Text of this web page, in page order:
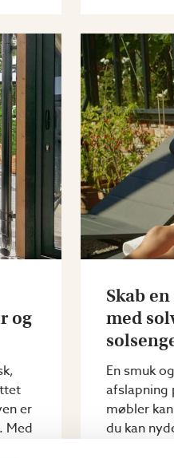
og
er
Med
Skab
med
En smuk
afslapning
møbler
du kan